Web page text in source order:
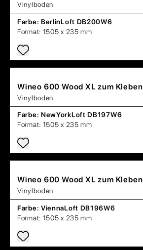
Vinylboden
Farbe: BerlinLoft DB200W6
Format: 1505 x 235 mm
Wineo 600 Wood XL zum Kleben
Vinylboden
Farbe: NewYorkLoft DB197W6
Format: 1505 x 235 mm
Wineo 600 Wood XL zum Kleben
Vinylboden
Farbe: ViennaLoft DB196W6
Format: 1505 x 235 mm